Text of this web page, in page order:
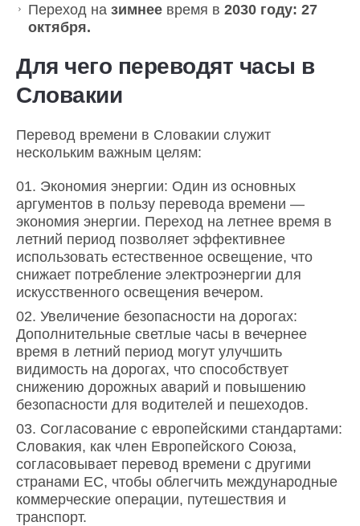
Переход на зимнее время в 2030 году: 27
октября.
Для чего переводят часы в
Словакии
Перевод времени в Словакии служит
нескольким важным целям:
Экономия энергии: Один из основных
аргументов в пользу перевода времени —
экономия энергии. Переход на летнее время в
летний период позволяет эффективнее
использовать естественное освещение, что
снижает потребление электроэнергии для
искусственного освещения вечером.
Увеличение безопасности на дорогах:
Дополнительные светлые часы в вечернее
время в летний период могут улучшить
видимость на дорогах, что способствует
снижению дорожных аварий и повышению
безопасности для водителей и пешеходов.
Согласование с европейскими стандартами:
Словакия, как член Европейского Союза,
согласовывает перевод времени с другими
странами ЕС, чтобы облегчить международные
коммерческие операции, путешествия и
транспорт.